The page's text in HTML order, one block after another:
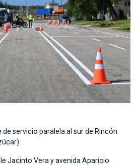
servicio paralela al sur de Rincón
Jacinto Vera y avenida Aparicio